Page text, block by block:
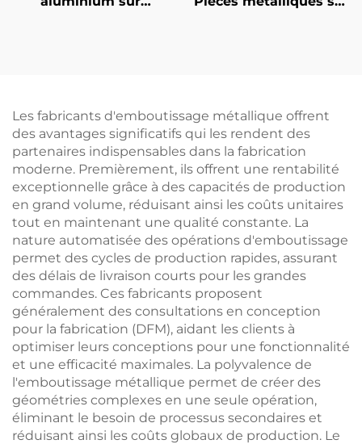
Les fabricants d'emboutissage métallique offrent
des avantages significatifs qui les rendent des
partenaires indispensables dans la fabrication
moderne. Premièrement, ils offrent une rentabilité
exceptionnelle grâce à des capacités de production
en grand volume, réduisant ainsi les coûts unitaires
tout en maintenant une qualité constante. La
nature automatisée des opérations d'emboutissage
permet des cycles de production rapides, assurant
des délais de livraison courts pour les grandes
commandes. Ces fabricants proposent
généralement des consultations en conception
pour la fabrication (DFM), aidant les clients à
optimiser leurs conceptions pour une fonctionnalité
et une efficacité maximales. La polyvalence de
l'emboutissage métallique permet de créer des
géométries complexes en une seule opération,
éliminant le besoin de processus secondaires et
réduisant ainsi les coûts globaux de production. Le